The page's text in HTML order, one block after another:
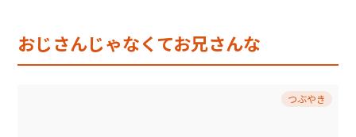
おじさんじゃなくてお兄さんな
つぶやき